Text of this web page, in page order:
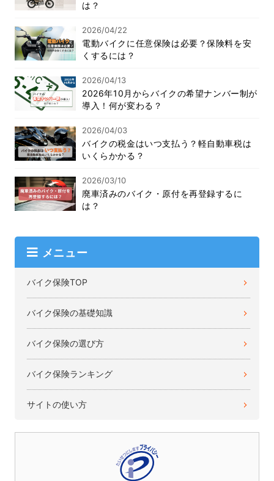
は？
2026/04/22
電動バイクに任意保険は必要？保険料を安
くするには？
2026/04/13
2026年10月からバイクの希望ナンバー制が
導入！何が変わる？
2026/04/03
バイクの税金はいつ支払う？軽自動車税は
いくらかかる？
2026/03/10
廃車済みのバイク・原付を再登録するに
は？
メニュー
バイク保険TOP
バイク保険の基礎知識
バイク保険の選び方
バイク保険ランキング
サイトの使い方